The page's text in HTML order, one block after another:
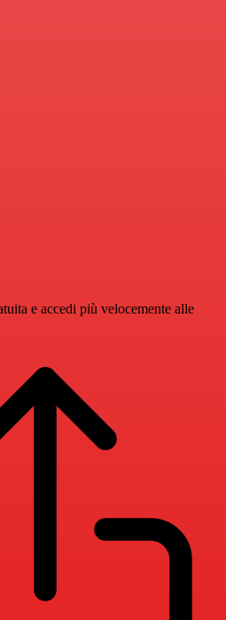
e accedi più velocemente alle